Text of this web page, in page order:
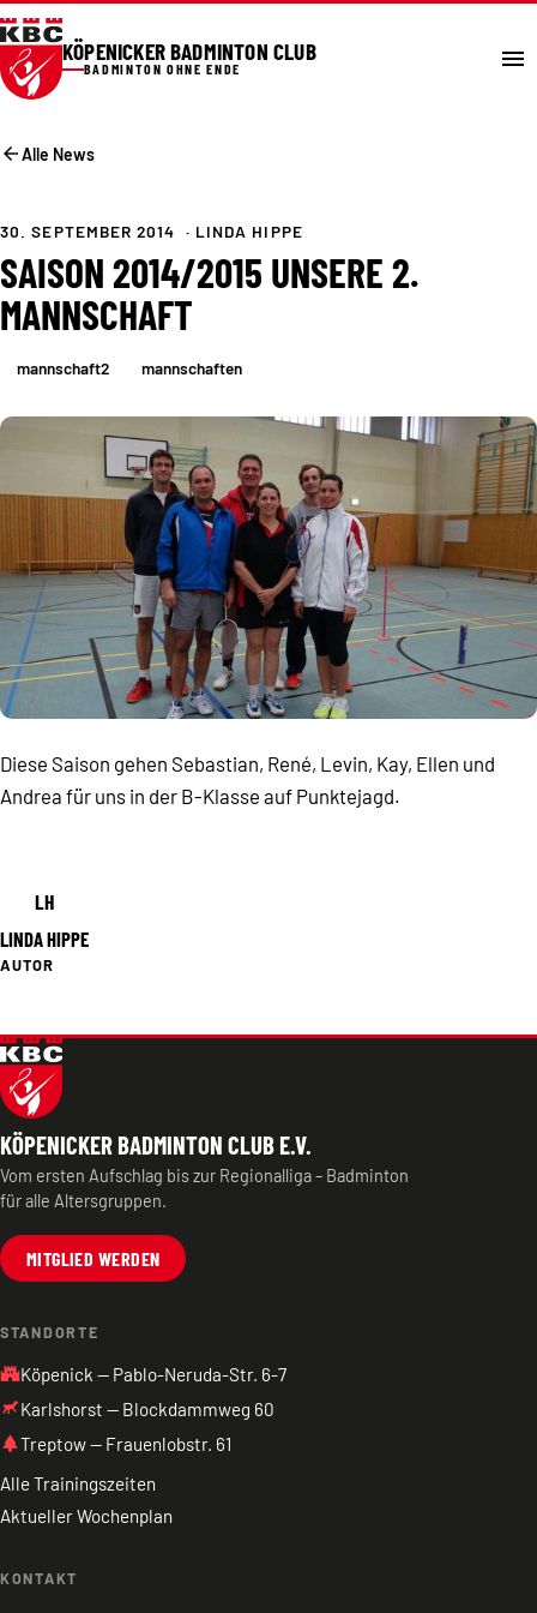
KÖPENICKER BADMINTON CLUB
BADMINTON OHNE ENDE menu
arrow_backAlle News
30. SEPTEMBER 2014 · LINDA HIPPE
SAISON 2014/2015 UNSERE 2.
MANNSCHAFT
mannschaft2 mannschaften
Diese Saison gehen Sebastian, René, Levin, Kay, Ellen und
Andrea für uns in der B-Klasse auf Punktejagd.
LH
LINDA HIPPE
AUTOR
KÖPENICKER BADMINTON CLUB E.V.
Vom ersten Aufschlag bis zur Regionalliga – Badminton
für alle Altersgruppen.
MITGLIED WERDEN
STANDORTE
castleKöpenick — Pablo-Neruda-Str. 6-7
Karlshorst — Blockdammweg 60
parkTreptow — Frauenlobstr. 61
Alle Trainingszeiten
Aktueller Wochenplan
KONTAKT